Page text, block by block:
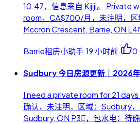
10:47，信息来自 Kijiji。 Private
room，CA$700/月，未注明，区
Mccron Crescent, Barrie, ON
Barrie租房小助手·19 小时前· 0
Sudbury 今日房源更新｜2026
I need a private room for 21
确认，未注明，区域：Sudbury
Sudbury, ON P3E，包水电：待确